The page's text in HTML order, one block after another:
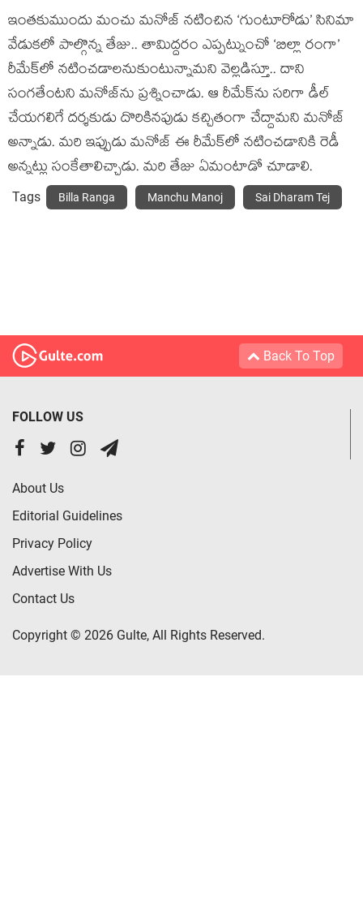
ఇంతకుముందు మంచు మనోజ్ నటించిన ‘గుంటూరోడు’ సినిమా
వేడుకలో పాల్గొన్న తేజు.. తామిద్దరం ఎప్పట్నుంచో ‘బిల్లా రంగా’
రీమేక్‌లో నటించడాలనుకుంటున్నామని వెల్లడిస్తూ.. దాని
సంగతేంటని మనోజ్‌ను ప్రశ్నించాడు. ఆ రీమేక్‌ను సరిగా డీల్
చేయగలిగే దర్శకుడు దొరికినపుడు కచ్చితంగా చేద్దామని మనోజ్
అన్నాడు. మరి ఇప్పుడు మనోజ్ ఈ రీమేక్‌లో నటించడానికి రెడీ
అన్నట్లు సంకేతాలిచ్చాడు. మరి తేజు ఏమంటాడో చూడాలి.
Tags Billa Ranga Manchu Manoj Sai Dharam Tej
Back To Top
FOLLOW US
About Us
Editorial Guidelines
Privacy Policy
Advertise With Us
Contact Us
Copyright © 2026 Gulte, All Rights Reserved.